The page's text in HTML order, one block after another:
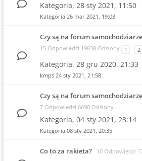
Kategoria, 28 sty 2021, 11:50
Kategoria 26 mar 2021, 19:03
Czy są na forum
15 Odpowiedzi 19838 Odsłony 1 2
Kategoria, 28 gru 2020, 21:33
kmps 24 sty 2021, 21:58
Czy są na forum
7 Odpowiedzi 6690 Odsłony
Kategoria, 04 sty 2021, 23:14
Kategoria 08 sty 2021, 20:35
Co to za rakieta? 10 Odpowiedzi